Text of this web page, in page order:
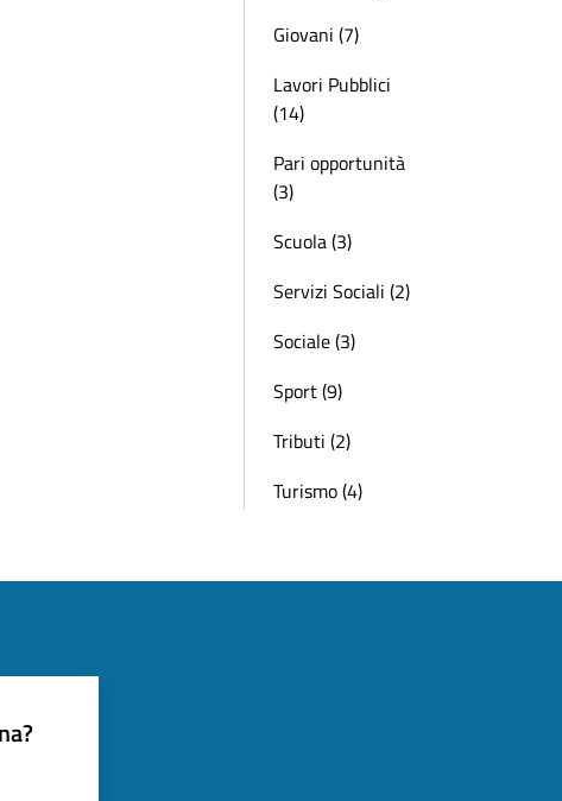
Giovani (7)
Lavori Pubblici
(14)
Pari opportunità
(3)
Scuola (3)
Servizi Sociali (2)
Sociale (3)
Sport (9)
Tributi (2)
Turismo (4)